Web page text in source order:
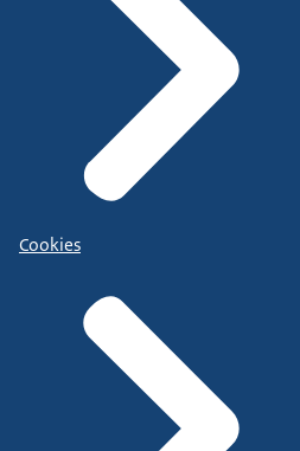
Cookies